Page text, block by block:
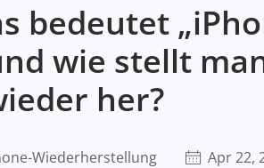
bedeutet
wie stellt
her?
Wiederherstellung Apr 22,